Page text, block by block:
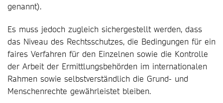
genannt).
Es muss jedoch zugleich sichergestellt werden, dass
das Niveau des Rechtsschutzes, die Bedingungen für ein
faires Verfahren für den Einzelnen sowie die Kontrolle
der Arbeit der Ermittlungsbehörden im internationalen
Rahmen sowie selbstverständlich die Grund- und
Menschenrechte gewährleistet bleiben.